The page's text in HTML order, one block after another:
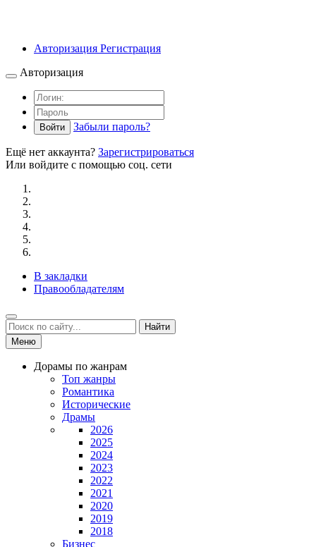
Авторизация Регистрация
Авторизация
Войти Забыли пароль?
Ещё нет аккаунта? Зарегистрироваться
Или войдите с помощью соц. сети
В закладки
Правообладателям
Найти
Меню
Дорамы по жанрам
Топ жанры
Романтика
Исторические
Драмы
2026
2025
2024
2023
2022
2021
2020
2019
2018
Бизнес